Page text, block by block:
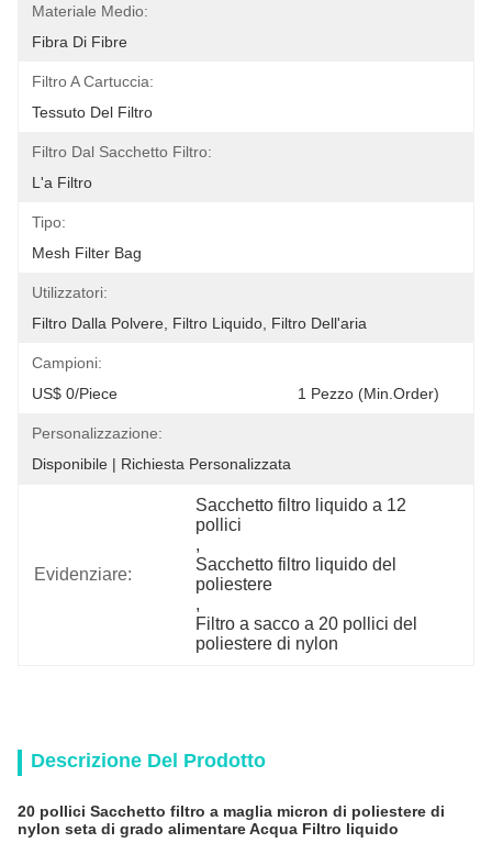
Materiale Medio:
Fibra Di Fibre
Filtro A Cartuccia:
Tessuto Del Filtro
Filtro Dal Sacchetto Filtro:
L'a Filtro
Tipo:
Mesh Filter Bag
Utilizzatori:
Filtro Dalla Polvere, Filtro Liquido, Filtro Dell'aria
Campioni:
Personalizzazione:
Disponibile | Richiesta Personalizzata
Evidenziare:
Sacchetto filtro liquido a 12
pollici
,
Sacchetto filtro liquido del
poliestere
,
Filtro a sacco a 20 pollici del
poliestere di nylon
Descrizione Del Prodotto
20 pollici Sacchetto filtro a maglia micron di poliestere di
nylon seta di grado alimentare Acqua Filtro liquido